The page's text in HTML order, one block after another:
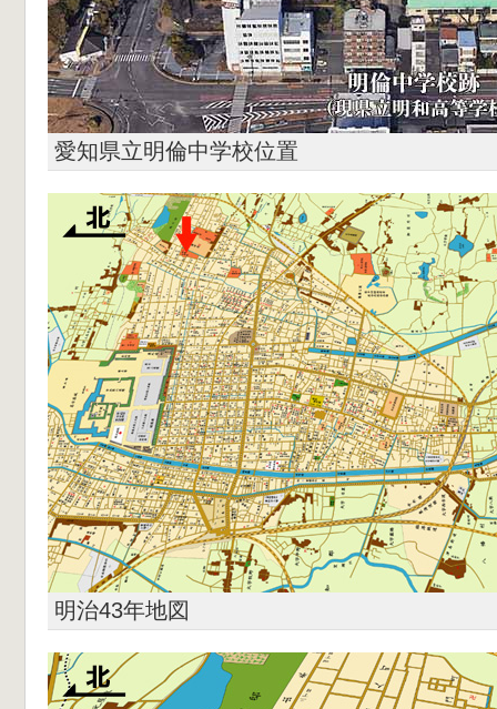
愛知県立明倫中学校位置
明治43年地図